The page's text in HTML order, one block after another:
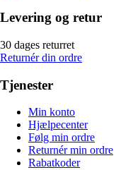
Levering og retur
30 dages returret
Returnér din ordre
Tjenester
Min konto
Hjælpecenter
Følg min ordre
Returnér min ordre
Rabatkoder